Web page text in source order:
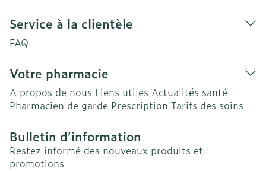
Service à la clientèle
FAQ
Votre pharmacie
A propos de nous Liens utiles Actualités santé
Pharmacien de garde Prescription Tarifs des soins
Bulletin d’information
Restez informé des nouveaux produits et
promotions